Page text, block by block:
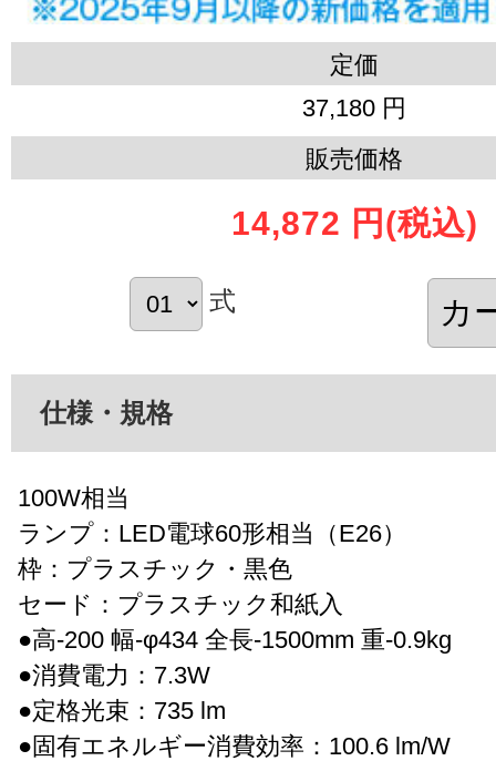
定価
37,180 円
販売価格
14,872 円 (税込)
式
仕様・規格
100W相当
ランプ：LED電球60形相当（E26）
枠：プラスチック・黒色
セード：プラスチック和紙入
●高-200 幅-φ434 全長-1500mm 重-0.9kg
●消費電力：7.3W
●定格光束：735 lm
●固有エネルギー消費効率：100.6 lm/W